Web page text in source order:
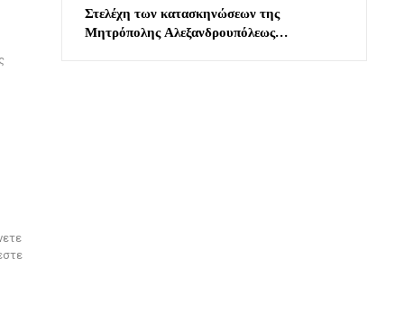
Στελέχη των κατασκηνώσεων της
Μητρόπολης Αλεξανδρουπόλεως…